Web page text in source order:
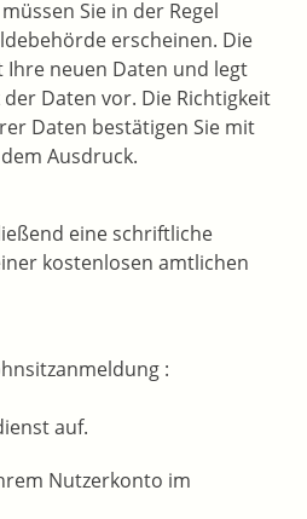
Sie in der Regel
erscheinen. Die
neuen Daten und legt
Daten vor. Die Richtigkeit
Daten bestätigen Sie mit
Ausdruck.
eine schriftliche
kostenlosen amtlichen
:
auf.
Nutzerkonto im